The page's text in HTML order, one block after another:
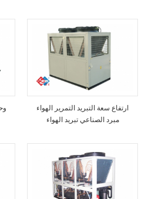
ارتفاع سعة التبريد التمرير الهواء
مبرد الصناعي تبريد الهواء